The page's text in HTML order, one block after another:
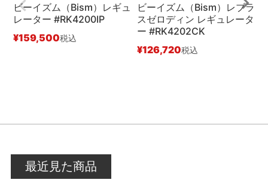
ビーイズム（Bism）レギュ
レーター #RK4200IP
¥159,500税込
ビーイズム（Bism）レブラ
スゼロディン レギュレータ
ー #RK4202CK
¥126,720税込
最近見た商品